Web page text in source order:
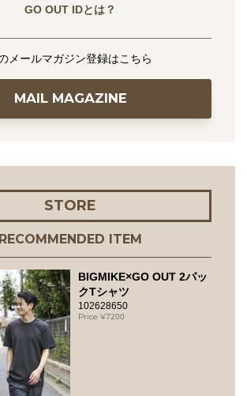
GO OUT IDとは？
メールマガジン登録はこちら
MAIL MAGAZINE
STORE
RECOMMENDED ITEM
BIGMIKE×GO OUT 2パッ
クTシャツ
102628650
7200